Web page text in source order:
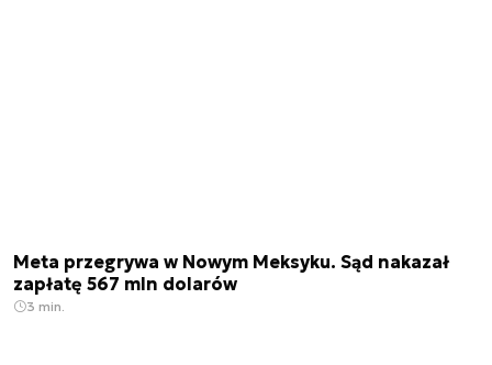
Meta przegrywa w Nowym Meksyku. Sąd nakazał
zapłatę 567 mln dolarów
3 min.